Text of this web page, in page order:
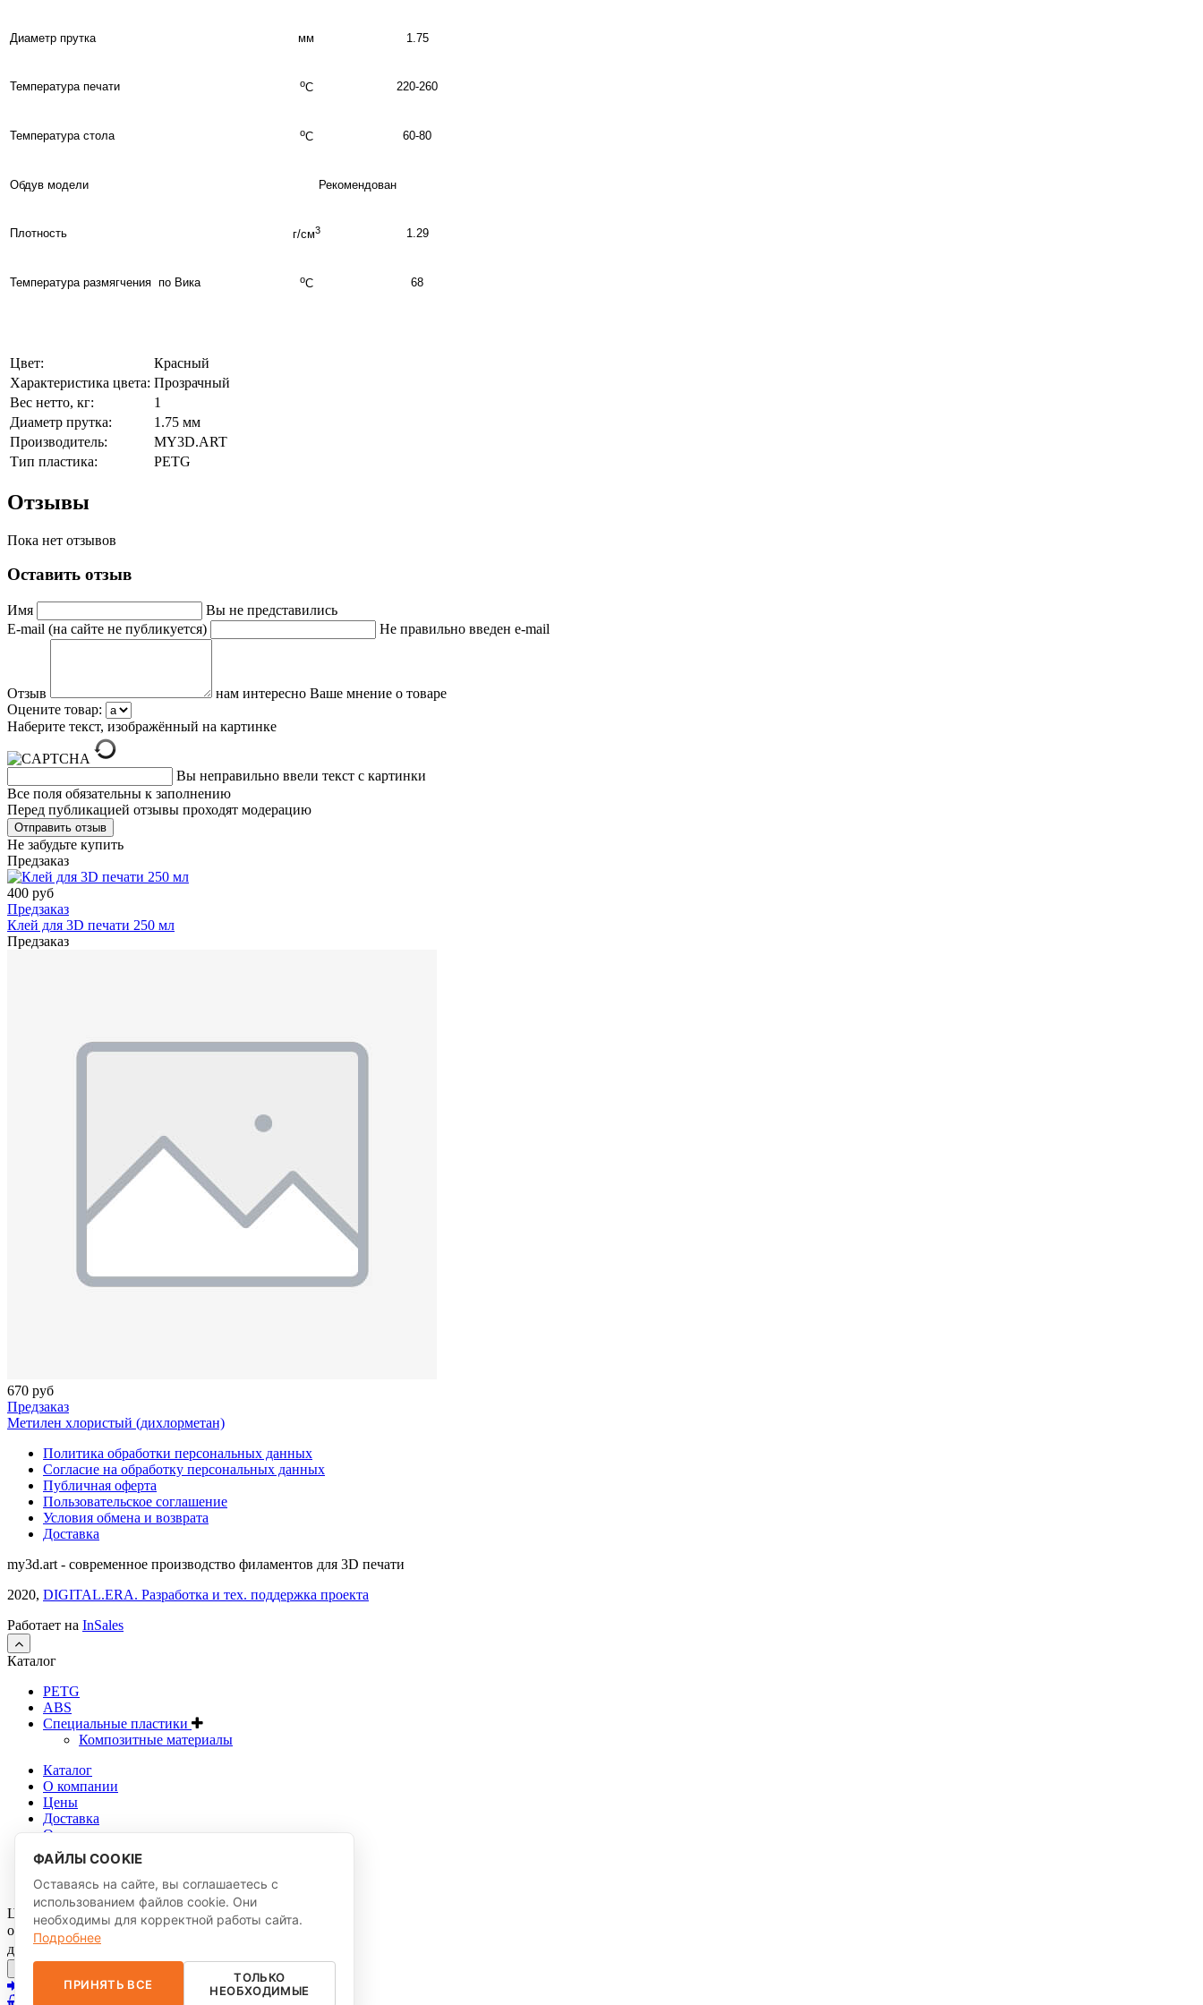
Диаметр прутка мм 1.75
Температура печати оС 220-260
Температура стола оС 60-80
Обдув модели Рекомендован
Плотность г/см3 1.29
Температура размягчения по Вика оС 68
Цвет:
Красный
Характеристика цвета: Прозрачный
Вес нетто, кг:
1
Диаметр прутка:
1.75 мм
Производитель:
MY3D.ART
Тип пластика:
PETG
Отзывы
Пока нет отзывов
Оставить отзыв
Имя
Вы не представились
E-mail (на сайте не публикуется)
Не правильно введен e-mail
Отзыв
нам интересно Ваше мнение о товаре
Оцените товар:
Наберите текст, изображённый на картинке
Вы неправильно ввели текст с картинки
Все поля обязательны к заполнению
Перед публикацией отзывы проходят модерацию
Не забудьте купить
Предзаказ
400 руб
Предзаказ
Клей для 3D печати 250 мл
Предзаказ
670 руб
Предзаказ
Метилен хлористый (дихлорметан)
Политика обработки персональных данных
Согласие на обработку персональных данных
Публичная оферта
Пользовательское соглашение
Условия обмена и возврата
Доставка
my3d.art - современное производство филаментов для 3D печати
2020, DIGITAL.ERA. Разработка и тех. поддержка проекта
Работает на InSales
ФАЙЛЫ COOKIE
Оставаясь на сайте, вы соглашаетесь с
использованием файлов cookie. Они
необходимы для корректной работы сайта.
Подробнее
ПРИНЯТЬ ВСЕ
ТОЛЬКО
НЕОБХОДИМЫЕ
Каталог
PETG
ABS
Специальные пластики
Композитные материалы
Каталог
О компании
Цены
Доставка
Оплата
Контакты
Личный кабинет
Блог
Цена
от
до
(Войти)